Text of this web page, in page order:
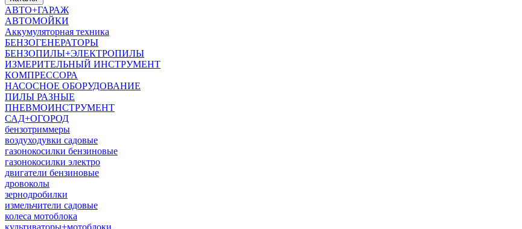
АВТО+ГАРАЖ
АВТОМОЙКИ
Аккумуляторная техника
БЕНЗОГЕНЕРАТОРЫ
БЕНЗОПИЛЫ+ЭЛЕКТРОПИЛЫ
ИЗМЕРИТЕЛЬНЫЙ ИНСТРУМЕНТ
КОМПРЕССОРА
НАСОСНОЕ ОБОРУДОВАНИЕ
ПИЛЫ РАЗНЫЕ
ПНЕВМОИНСТРУМЕНТ
САД+ОГОРОД
бензотриммеры
воздуходувки садовые
газонокосилки бензиновые
газонокосилки электро
двигатели бензиновые
дровоколы
зернодробилки
измельчители садовые
колеса мотоблока
культиваторы+мотоблоки